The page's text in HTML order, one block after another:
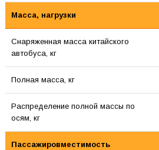
Масса, нагрузки
Снаряженная масса китайского
автобуса, кг
Полная масса, кг
Распределение полной массы по
осям, кг
Пассажировместимость